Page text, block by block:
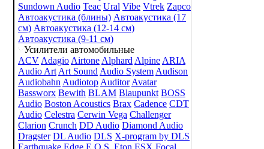
Sundown Audio Teac Ural Vibe Vtrek Zapco
Автоакустика (блины) Автоакустика (17
см) Автоакустика (12-14 см)
Автоакустика (9-11 см)
Усилители автомобильные
ACV Adagio Airtone Alphard Alpine ARIA
Audio Art Art Sound Audio System Audison
Audiobahn Audiotop Auditor Avatar
Bassworx Bewith BLAM Blaupunkt BOSS
Audio Boston Acoustics Brax Cadence CDT
Audio Celestra Cerwin Vega Challenger
Clarion Crunch DD Audio Diamond Audio
Dragster DL Audio DLS X-program by DLS
Earthquake Edge E.O.S. Eton ESX Focal